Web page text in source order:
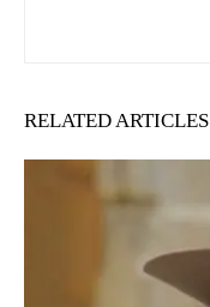
RELATED ARTICLES